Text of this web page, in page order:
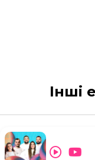
Інші